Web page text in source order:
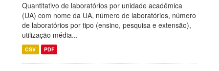
Quantitativo de laboratórios por unidade acadêmica
(UA) com nome da UA, número de laboratórios, número
de laboratórios por tipo (ensino, pesquisa e extensão),
utilização média...
CSV PDF